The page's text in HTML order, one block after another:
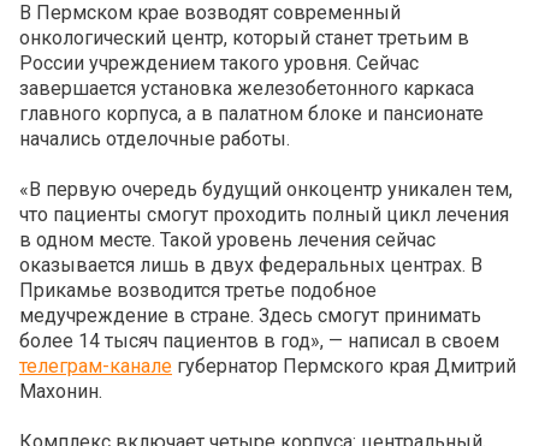
В Пермском крае возводят современный
онкологический центр, который станет третьим в
России учреждением такого уровня. Сейчас
завершается установка железобетонного каркаса
главного корпуса, а в палатном блоке и пансионате
начались отделочные работы.
«В первую очередь будущий онкоцентр уникален тем,
что пациенты смогут проходить полный цикл лечения
в одном месте. Такой уровень лечения сейчас
оказывается лишь в двух федеральных центрах. В
Прикамье возводится третье подобное
медучреждение в стране. Здесь смогут принимать
более 14 тысяч пациентов в год», — написал в своем
телеграм-канале губернатор Пермского края Дмитрий
Махонин.